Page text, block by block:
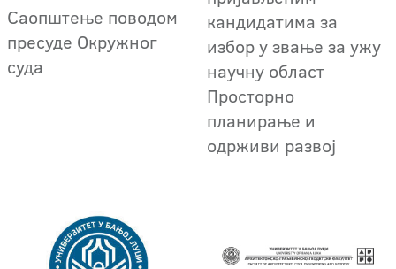
Саопштење поводом
пресуде Окружног
суда
кандидатима за
избор у звање за ужу
научну област
Просторно
планирање и
одрживи развој